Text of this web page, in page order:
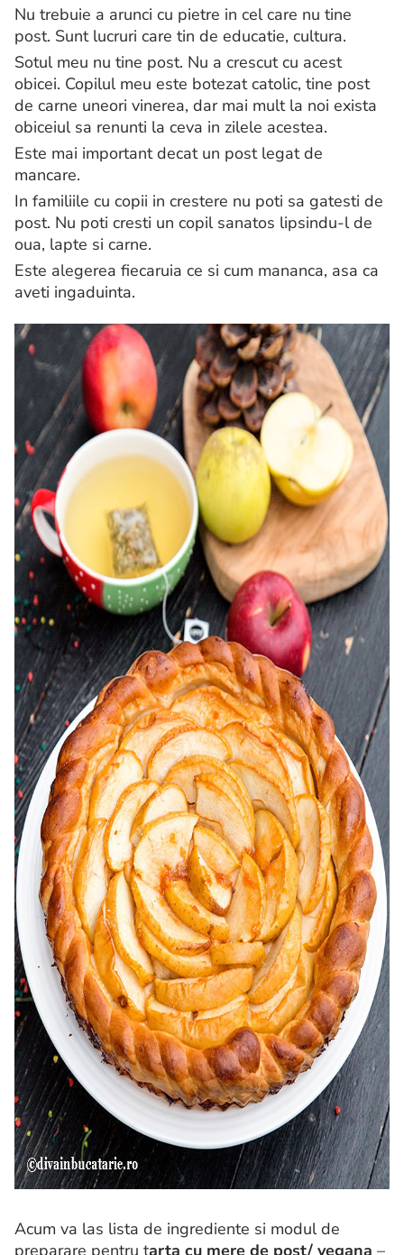
Nu trebuie a arunci cu pietre in cel care nu tine
post. Sunt lucruri care tin de educatie, cultura.
Sotul meu nu tine post. Nu a crescut cu acest
obicei. Copilul meu este botezat catolic, tine post
de carne uneori vinerea, dar mai mult la noi exista
obiceiul sa renunti la ceva in zilele acestea.
Este mai important decat un post legat de
mancare.
In familiile cu copii in crestere nu poti sa gatesti de
post. Nu poti cresti un copil sanatos lipsindu-l de
oua, lapte si carne.
Este alegerea fiecaruia ce si cum mananca, asa ca
aveti ingaduinta.
Acum va las lista de ingrediente si modul de
preparare pentru tarta cu mere de post/ vegana –